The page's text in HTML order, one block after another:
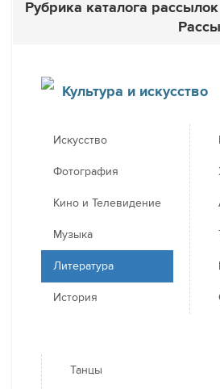
Рубрика каталога рассылок
Культура и искусство
Искусство
Фотография
Кино и Телевидение
Музыка
Литература
История
Танцы